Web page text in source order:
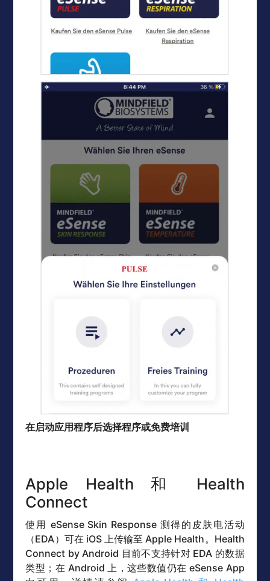
在启动应用程序后选择程序或免费培训
Apple Health 和 Health
Connect
使用 eSense Skin Response 测得的皮肤电活动
（EDA）可在 iOS 上传输至 Apple Health。Health
Connect by Android 目前不支持针对 EDA 的数据
类型；在 Android 上，这些数值仍在 eSense App